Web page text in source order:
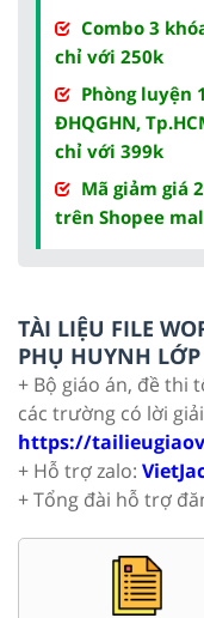
Combo 3
chỉ với 250k
Phòng luyện
ĐHQGHN,
chỉ với 399k
Mã giảm giá
trên Shopee
TÀI LIỆU FILE
PHỤ HUYNH
+ Bộ giáo án, đề thi
các trường có lời
https://
+ Hỗ trợ zalo:
+ Tổng đài hỗ trợ